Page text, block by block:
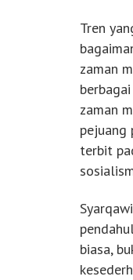
Tren
zaman
zaman
pejuang
terbit
biasa,